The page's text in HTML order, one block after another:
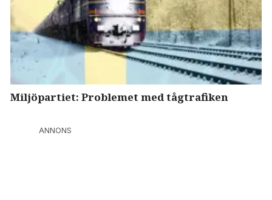
Miljöpartiet: Problemet med tågtrafiken
ANNONS